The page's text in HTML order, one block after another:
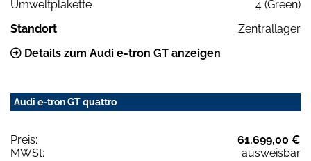
Umweltplakette
4 (Green)
Standort
Zentrallager
Details zum Audi e-tron GT anzeigen
Audi e-tron GT quattro
Preis:
61.699,00 €
MWSt:
ausweisbar